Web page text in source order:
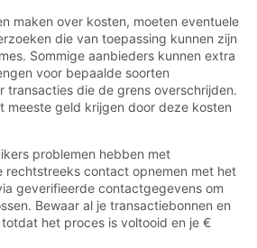
maken over kosten, moeten eventuele
die van toepassing kunnen zijn
Sommige aanbieders kunnen extra
voor bepaalde soorten
transacties die de grens overschrijden.
meeste geld krijgen door deze kosten
problemen hebben met
rechtstreeks contact opnemen met het
geverifieerde contactgegevens om
Bewaar al je transactiebonnen en
het proces is voltooid en je €